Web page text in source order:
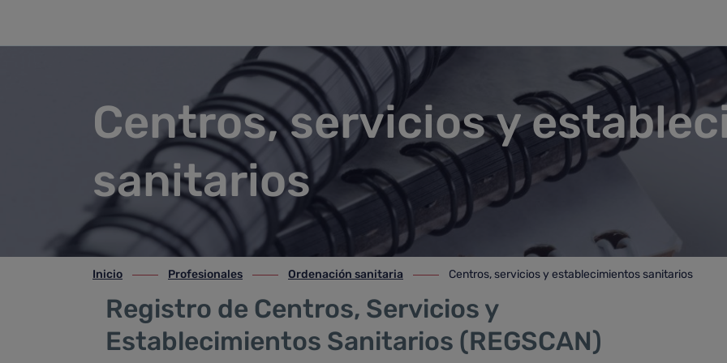
Centros, servicios y
sanitarios
ir-a inicio
Inicio
ir-a Profesionales
Profesionales
ir-a Ordenación sanitaria
Ordenación sanitaria
ir-a Centros, servicios y establecimientos sanitarios
Centros, servicios y establecimientos sanitarios
Registro de Centros, Servicios y
Establecimientos Sanitarios (REGSCAN)